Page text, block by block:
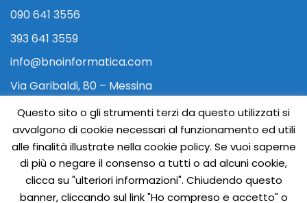
090 641 3556
393 641 3559
info@bnoinformatica.com
Via Garibaldi, 80 – Messina
Questo sito o gli strumenti terzi da questo utilizzati si
avvalgono di cookie necessari al funzionamento ed utili
alle finalità illustrate nella cookie policy. Se vuoi saperne
di più o negare il consenso a tutti o ad alcuni cookie,
clicca su "ulteriori informazioni". Chiudendo questo
banner, cliccando sul link "Ho compreso e accetto" o